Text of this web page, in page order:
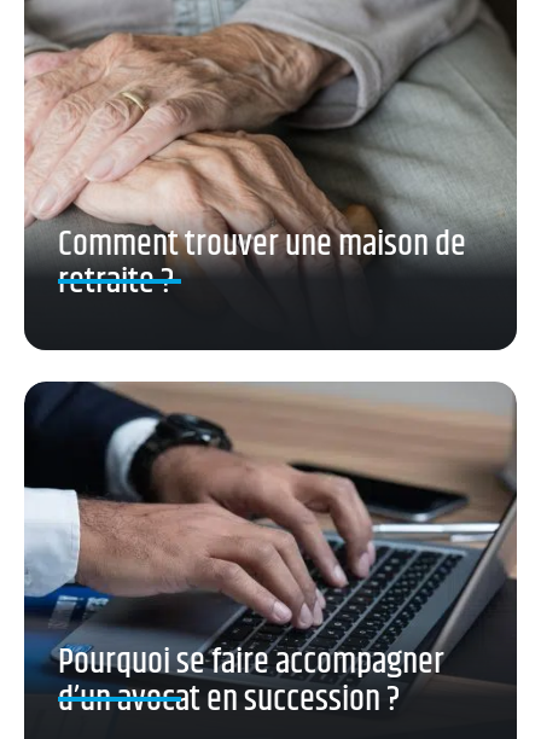
Comment trouver une maison de
retraite ?
Pourquoi se faire accompagner
d’un avocat en succession ?